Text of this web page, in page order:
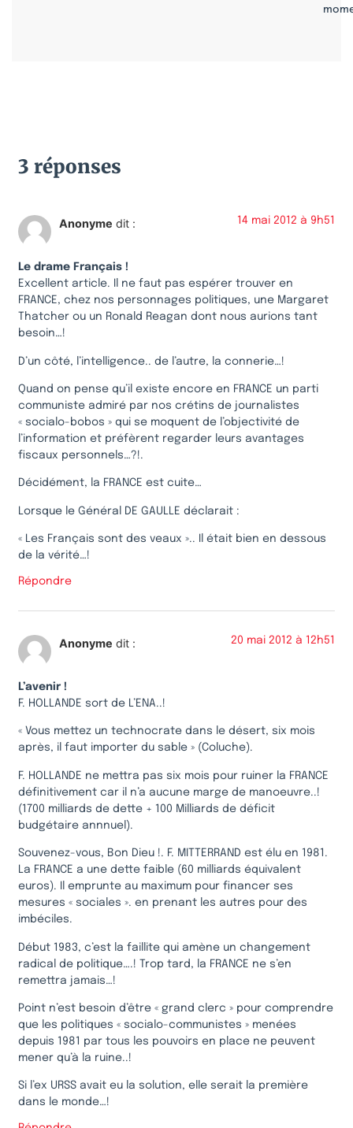
3 réponses
Anonyme dit : 14 mai 2012 à 9h51
Le drame Français !
Excellent article. Il ne faut pas espérer trouver en
FRANCE, chez nos personnages politiques, une Margaret
Thatcher ou un Ronald Reagan dont nous aurions tant
besoin…!
D’un côté, l’intelligence.. de l’autre, la connerie…!
Quand on pense qu’il existe encore en FRANCE un parti
communiste admiré par nos crétins de journalistes
« socialo-bobos » qui se moquent de l’objectivité de
l’information et préfèrent regarder leurs avantages
fiscaux personnels…?!.
Décidément, la FRANCE est cuite…
Lorsque le Général DE GAULLE déclarait :
« Les Français sont des veaux ».. Il était bien en dessous
de la vérité…!
Répondre
Anonyme dit : 20 mai 2012 à 12h51
L’avenir !
F. HOLLANDE sort de L’ENA..!
« Vous mettez un technocrate dans le désert, six mois
après, il faut importer du sable » (Coluche).
F. HOLLANDE ne mettra pas six mois pour ruiner la FRANCE
définitivement car il n’a aucune marge de manoeuvre..!
(1700 milliards de dette + 100 Milliards de déficit
budgétaire annnuel).
Souvenez-vous, Bon Dieu !. F. MITTERRAND est élu en 1981.
La FRANCE a une dette faible (60 milliards équivalent
euros). Il emprunte au maximum pour financer ses
mesures « sociales ». en prenant les autres pour des
imbéciles.
Début 1983, c’est la faillite qui amène un changement
radical de politique….! Trop tard, la FRANCE ne s’en
remettra jamais…!
Point n’est besoin d’être « grand clerc » pour comprendre
que les politiques « socialo-communistes » menées
depuis 1981 par tous les pouvoirs en place ne peuvent
mener qu’à la ruine..!
Si l’ex URSS avait eu la solution, elle serait la première
dans le monde…!